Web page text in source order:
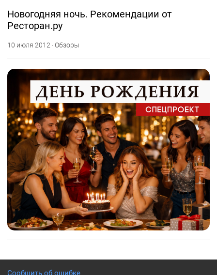
Новогодняя ночь. Рекомендации от
Ресторан.ру
10 июля 2012 · Обзоры
Сообщить об ошибке